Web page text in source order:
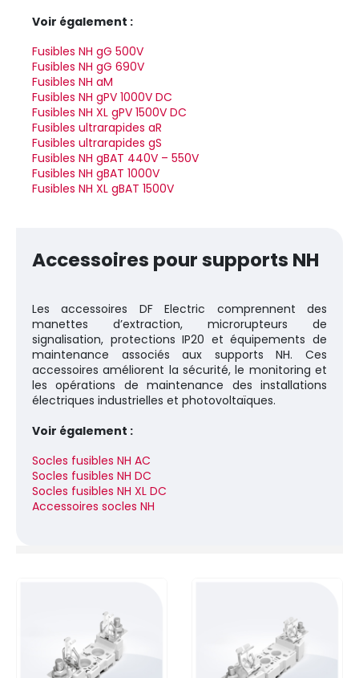
Voir également :
Fusibles NH gG 500V
Fusibles NH gG 690V
Fusibles NH aM
Fusibles NH gPV 1000V DC
Fusibles NH XL gPV 1500V DC
Fusibles ultrarapides aR
Fusibles ultrarapides gS
Fusibles NH gBAT 440V – 550V
Fusibles NH gBAT 1000V
Fusibles NH XL gBAT 1500V
Accessoires pour supports NH
Les accessoires DF Electric comprennent des
manettes d’extraction, microrupteurs de
signalisation, protections IP20 et équipements de
maintenance associés aux supports NH. Ces
accessoires améliorent la sécurité, le monitoring et
les opérations de maintenance des installations
électriques industrielles et photovoltaïques.
Voir également :
Socles fusibles NH AC
Socles fusibles NH DC
Socles fusibles NH XL DC
Accessoires socles NH